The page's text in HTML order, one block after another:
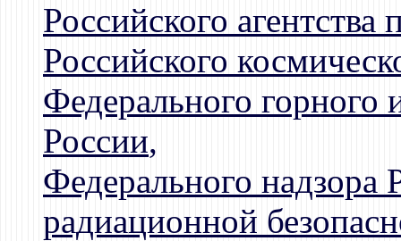
Российского
Российского
Федерального
России,
Федерального надзора
радиационной